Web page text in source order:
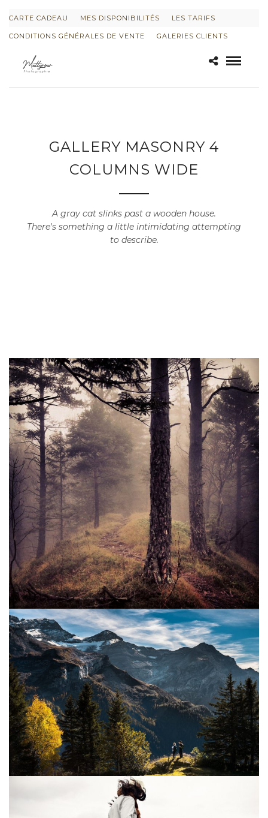
CARTE CADEAU MES DISPONIBILITÉS LES TARIFS
CONDITIONS GÉNÉRALES DE VENTE GALERIES CLIENTS
GALLERY MASONRY 4
COLUMNS WIDE
A gray cat slinks past a wooden house.
There's something a little intimidating attempting
to describe.